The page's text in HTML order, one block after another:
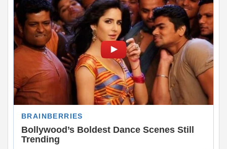
ADVERTISEMENT